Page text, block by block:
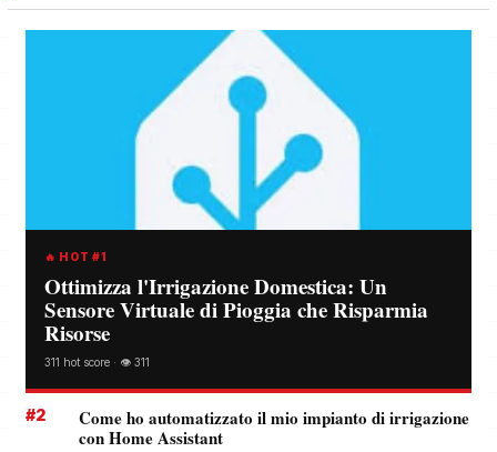
🔥 HOT #1
Ottimizza l'Irrigazione Domestica: Un
Sensore Virtuale di Pioggia che Risparmia
Risorse
311 hot score · 👁️ 311
#2
Come ho automatizzato il mio impianto di irrigazione
con Home Assistant